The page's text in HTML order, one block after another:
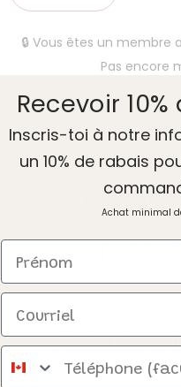
🔒 Vous êtes un membre
Pas encore
Objectif :
Partager
Ajouter à mes
Recevoir
Inscris-toi à notre
un 10% de rabais
Achat minimal
Prénom
Courriel
Téléphone